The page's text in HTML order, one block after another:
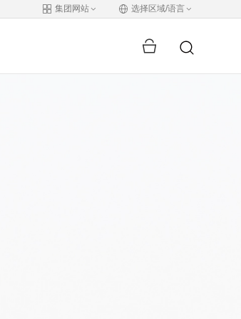
集团网站 选择区域/语言